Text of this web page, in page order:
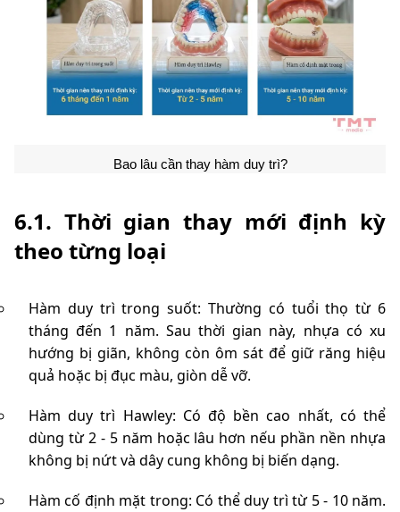
Bao lâu cần thay hàm duy trì?
6.1. Thời gian thay mới định kỳ
theo từng loại
Hàm duy trì trong suốt: Thường có tuổi thọ từ 6
tháng đến 1 năm. Sau thời gian này, nhựa có xu
hướng bị giãn, không còn ôm sát để giữ răng hiệu
quả hoặc bị đục màu, giòn dễ vỡ.
Hàm duy trì Hawley: Có độ bền cao nhất, có thể
dùng từ 2 - 5 năm hoặc lâu hơn nếu phần nền nhựa
không bị nứt và dây cung không bị biến dạng.
Hàm cố định mặt trong: Có thể duy trì từ 5 - 10 năm.